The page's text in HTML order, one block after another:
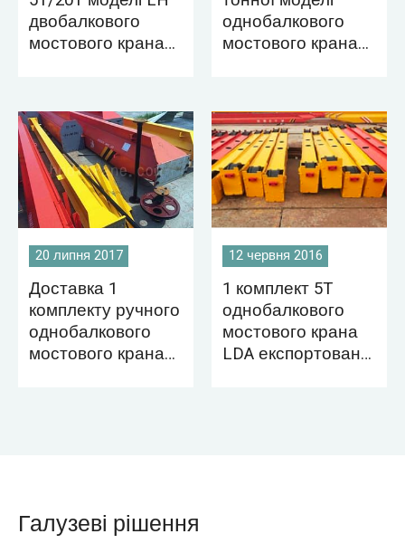
двобалкового
мостового крана
однобалкового
мостового крана
20 липня 2017
Доставка 1
комплекту ручного
однобалкового
мостового крана
12 червня 2016
1 комплект 5T
однобалкового
мостового крана
LDA експортовано
Галузеві рішення